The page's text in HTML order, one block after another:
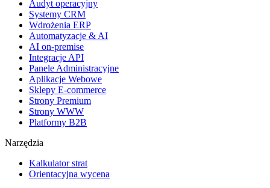
Audyt operacyjny
Systemy CRM
Wdrożenia ERP
Automatyzacje & AI
AI on-premise
Integracje API
Panele Administracyjne
Aplikacje Webowe
Sklepy E-commerce
Strony Premium
Strony WWW
Platformy B2B
Narzędzia
Kalkulator strat
Orientacyjna wycena